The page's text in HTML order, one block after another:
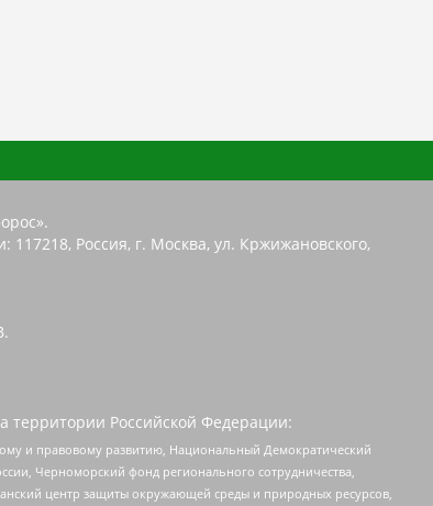
117218, Россия, г. Москва, ул. Кржижановского,
территории Российской Федерации:
и правовому развитию, Национальный Демократический
Черноморский фонд регионального сотрудничества,
центр защиты окружающей среды и природных ресурсов,